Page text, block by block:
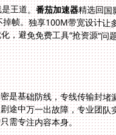
王道。番茄加速器精选回国
量，区分普通浏览——这种智能
杉矶的全家看春晚视频，如同
是基础防线，专线传输封堵
需专注内容本身。